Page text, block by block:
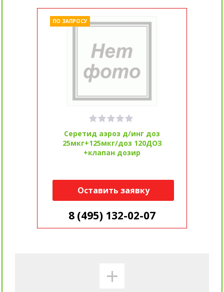
Серетид аэроз д/инг доз
25мкг+125мкг/доз 120ДОЗ
+клапан дозир
ПО ЗАПРОСУ
Оставить заявку
8 (495) 132-02-07
+